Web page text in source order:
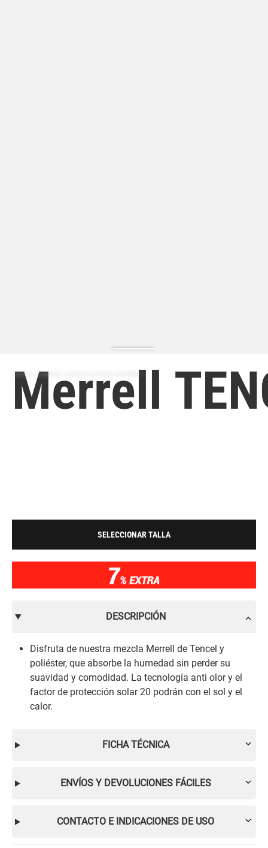
ZAPATILLA MODA | ZAPATILLA MODA HOMBRE
Merrell
SELECCIONAR TALLA
DESCRIPCIÓN
Disfruta de nuestra mezcla Merrell de Tencel y
poliéster, que absorbe la humedad sin perder su
suavidad y comodidad. La tecnología anti olor y el
factor de protección solar 20 podrán con el sol y el
calor.
FICHA TÉCNICA
ENVÍOS Y DEVOLUCIONES FÁCILES
CONTACTO E INDICACIONES DE USO